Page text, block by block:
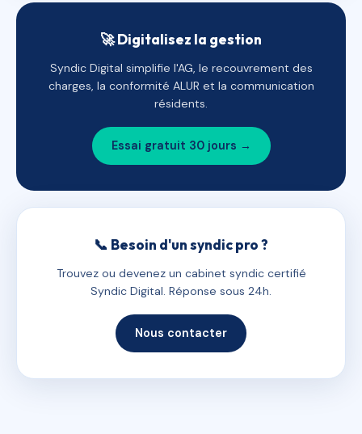
🚀 Digitalisez la gestion
Syndic Digital simplifie l'AG, le recouvrement des
charges, la conformité ALUR et la communication
résidents.
Essai gratuit 30 jours →
📞 Besoin d'un syndic pro ?
Trouvez ou devenez un cabinet syndic certifié
Syndic Digital. Réponse sous 24h.
Nous contacter